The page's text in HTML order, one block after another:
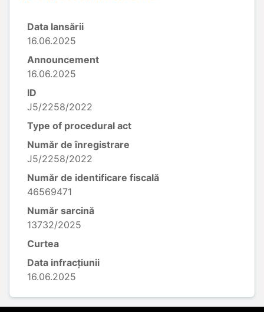
Data lansării
16.06.2025
Announcement
16.06.2025
ID
J5/2258/2022
Type of procedural act
Număr de înregistrare
J5/2258/2022
Număr de identificare fiscală
46569471
Număr sarcină
13732/2025
Curtea
Data infracțiunii
16.06.2025